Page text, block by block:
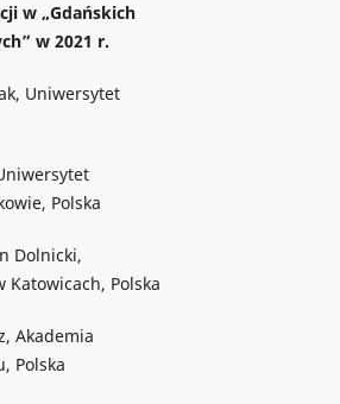
w „Gdańskich
w 2021 r.
Uniwersytet
Polska
Dolnicki,
Katowicach, Polska
Akademia
Polska